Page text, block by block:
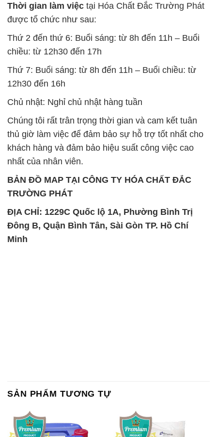
Thời gian làm việc tại Hóa Chất Đắc Trường Phát
được tổ chức như sau:
Thứ 2 đến thứ 6: Buổi sáng: từ 8h đến 11h – Buổi
chiều: từ 12h30 đến 17h
Thứ 7: Buổi sáng: từ 8h đến 11h – Buổi chiều: từ
12h30 đến 16h
Chủ nhật: Nghỉ chủ nhật hàng tuần
Chúng tôi rất trân trọng thời gian và cam kết tuân
thủ giờ làm việc để đảm bảo sự hỗ trợ tốt nhất cho
khách hàng và đảm bảo hiệu suất công việc cao
nhất của nhân viên.
BẢN ĐỒ MAP TẠI CÔNG TY HÓA CHẤT ĐẮC
TRƯỜNG PHÁT
ĐỊA CHỈ: 1229C Quốc lộ 1A, Phường Bình Trị
Đông B, Quận Bình Tân, Sài Gòn TP. Hồ Chí
Minh
SẢN PHẨM TƯƠNG TỰ